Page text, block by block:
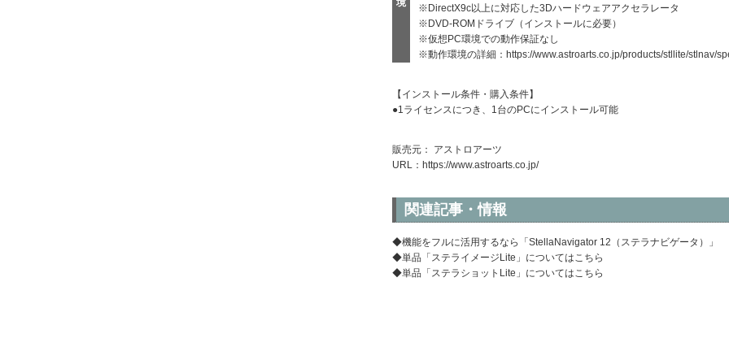
境
※DirectX9c以上に対応した3Dハードウェアアクセラレータ
※DVD-ROMドライブ（インストールに必要）
※仮想PC環境での動作保証なし
※動作環境の詳細： https://www.astroarts.co.jp/products/stllite/stlnav/
【インストール条件・購入条件】
●1ライセンスにつき、1台のPCにインストール可能
販売元： アストロアーツ
URL： https://www.astroarts.co.jp/
関連記事・情報
◆機能をフルに活用するなら「StellaNavigator 12（ステラナビゲータ）」
◆単品「ステライメージLite」についてはこちら
◆単品「ステラショットLite」についてはこちら